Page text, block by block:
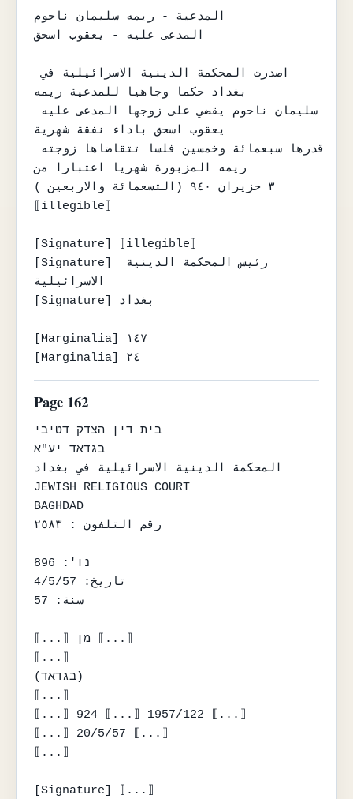
المدعية - ريمه سليمان ناحوم
المدعى عليه - يعقوب اسحق
اصدرت المحكمة الدينية الاسرائيلية في
بغداد حكما وجاهيا للمدعية ريمه
يعقوب اسحق باداء نفقة شهرية
ريمه المزبورة شهريا اعتبارا من
٣ حزيران ٩٤٠ (التسعمائة والاربعين )
⟦illegible⟧
[Signature] ⟦illegible⟧
[Signature] رئيس المحكمة الدينية
الاسرائيلية
[Signature] بغداد
[Marginalia] ١٤٧
[Marginalia] ٢٤
Page 162
בית דין הצדק דטיבי
בגדאד יע"א
المحكمة الدينية الاسرائيلية في بغداد
JEWISH RELIGIOUS COURT
BAGHDAD
رقم التلفون : ٢٥٨٣
נו': 896
تاريخ: 4/5/57
سنة: 57
⟦...⟧ מן ⟦...⟧
⟦...⟧
(בגדאד)
⟦...⟧
⟦...⟧ 924 ⟦...⟧ 1957/122 ⟦...⟧
⟦...⟧ 20/5/57 ⟦...⟧
⟦...⟧
[Signature] ⟦...⟧